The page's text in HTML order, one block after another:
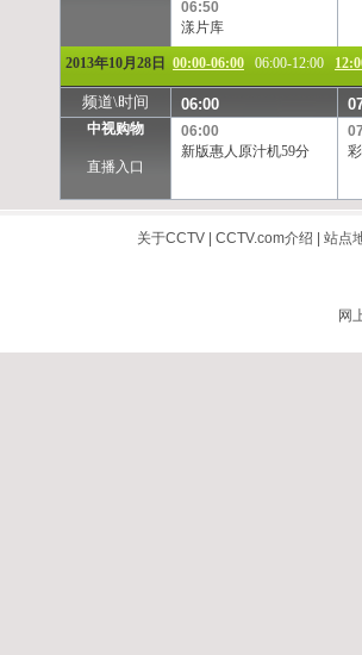
06:50
漾片库
2013年10月28日 00:00-06:00 06:00-12:00
频道\时间 06:00
中视购物
直播入口
06:00
新版惠人原汁机59分
关于CCTV| CCTV.com介绍 站点
网